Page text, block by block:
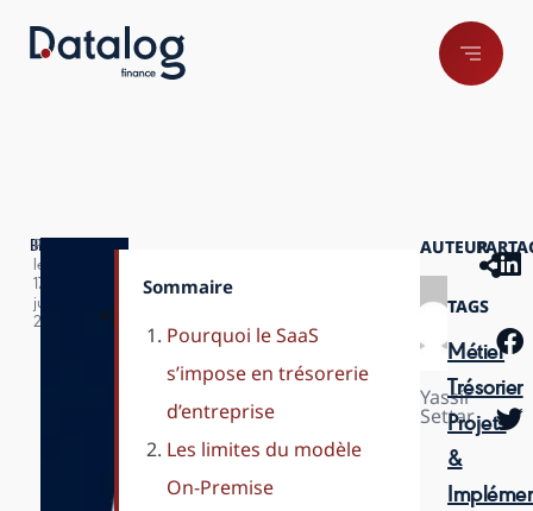
BLOG
Publié
le
17
juin
2026
trésorerie
d’entreprise
Sommaire
Pourquoi le SaaS
s’impose en trésorerie
d’entreprise
Les limites du modèle
On-Premise
AUTEUR
Yassir
Settar
TAGS
Métier
Trésorier
Projets
&